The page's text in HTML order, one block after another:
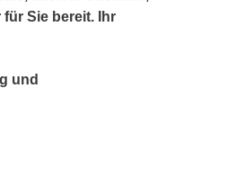
Sie bereit. Ihr
und